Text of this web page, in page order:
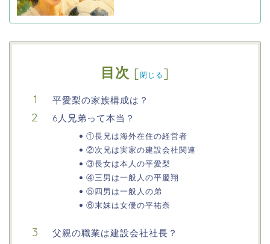
目次 [閉じる ]
平愛梨の家族構成は？
6人兄弟って本当？
①長兄は海外在住の経営者
②次兄は実家の建設会社関連
③長女は本人の平愛梨
④三男は一般人の平慶翔
⑤四男は一般人の弟
⑥末妹は女優の平祐奈
父親の職業は建設会社社長？